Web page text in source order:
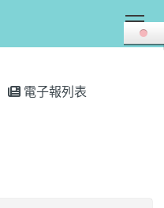
電子報列表